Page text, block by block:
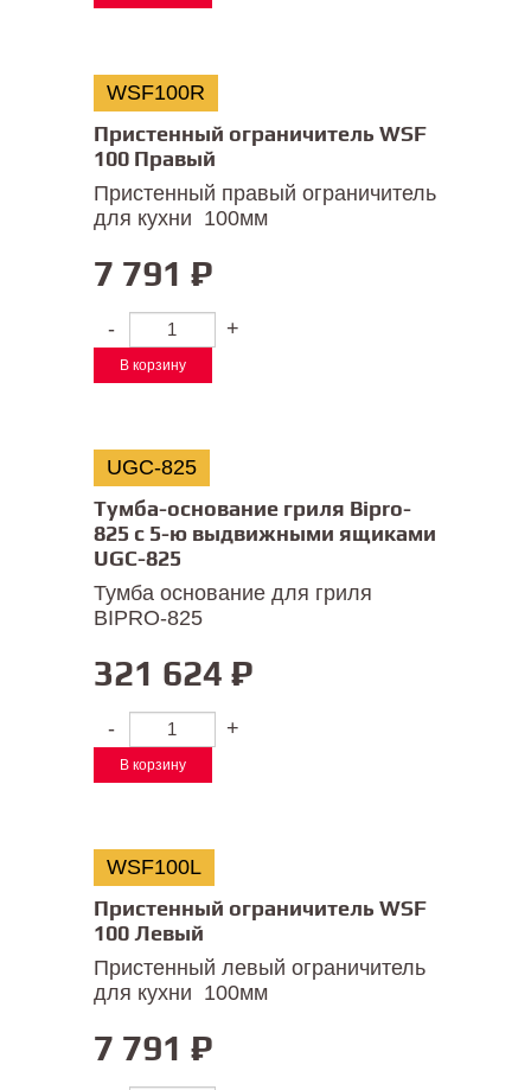
WSF100R
Пристенный ограничитель WSF
100 Правый
Пристенный правый ограничитель
для кухни 100мм
7 791 ₽
- +
В корзину
UGC-825
Тумба-основание гриля Bipro-
825 с 5-ю выдвижными ящиками
UGC-825
Тумба основание для гриля
BIPRO-825
321 624 ₽
- +
В корзину
WSF100L
Пристенный ограничитель WSF
100 Левый
Пристенный левый ограничитель
для кухни 100мм
7 791 ₽